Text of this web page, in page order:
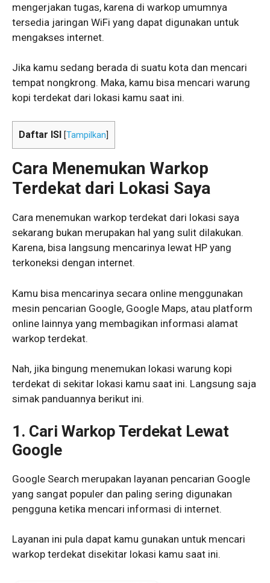
mengerjakan tugas, karena di warkop umumnya
tersedia jaringan WiFi yang dapat digunakan untuk
mengakses internet.
Jika kamu sedang berada di suatu kota dan mencari
tempat nongkrong. Maka, kamu bisa mencari warung
kopi terdekat dari lokasi kamu saat ini.
Daftar ISI [Tampilkan
Cara Menemukan Warkop
Terdekat dari Lokasi Saya
Cara menemukan warkop terdekat dari lokasi saya
sekarang bukan merupakan hal yang sulit dilakukan.
Karena, bisa langsung mencarinya lewat HP yang
terkoneksi dengan internet.
Kamu bisa mencarinya secara online menggunakan
mesin pencarian Google, Google Maps, atau platform
online lainnya yang membagikan informasi alamat
warkop terdekat.
Nah, jika bingung menemukan lokasi warung kopi
terdekat di sekitar lokasi kamu saat ini. Langsung saja
simak panduannya berikut ini.
1. Cari Warkop Terdekat Lewat
Google
Google Search merupakan layanan pencarian Google
yang sangat populer dan paling sering digunakan
pengguna ketika mencari informasi di internet.
Layanan ini pula dapat kamu gunakan untuk mencari
warkop terdekat disekitar lokasi kamu saat ini.